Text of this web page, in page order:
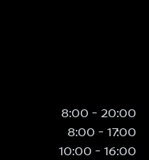
8:00 - 20:00
8:00 - 17:00
10:00 - 16:00